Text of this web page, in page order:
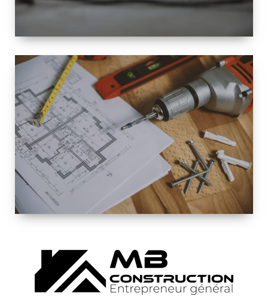
ESPACE
RÉNOVATION
INTÉRIEURE ET
EXTÉRIEURE
SOLUTIONS DE
RÉNOVATION
COMPLÈTE